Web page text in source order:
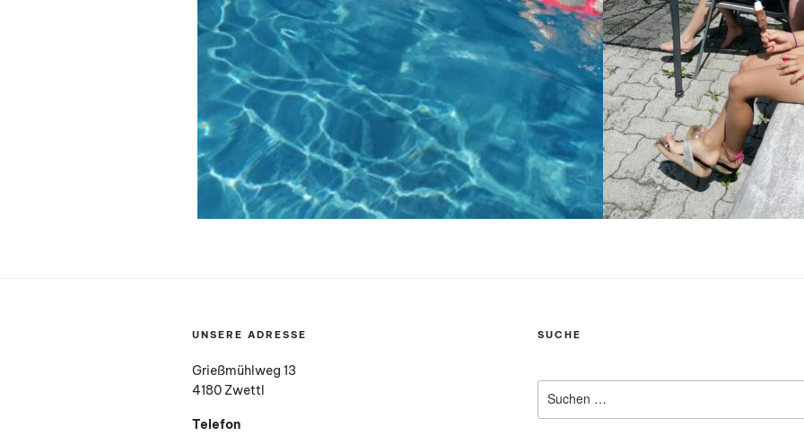
UNSERE ADRESSE
Grießmühlweg 13
4180 Zwettl
Telefon
SUCHE
Suchen
nach: